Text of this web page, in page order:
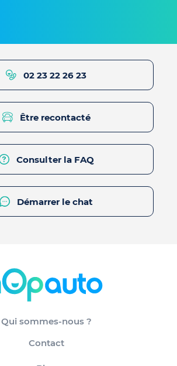
02 23 22 26 23
Être recontacté
Consulter la FAQ
Démarrer le chat
Qui sommes-nous ?
Contact